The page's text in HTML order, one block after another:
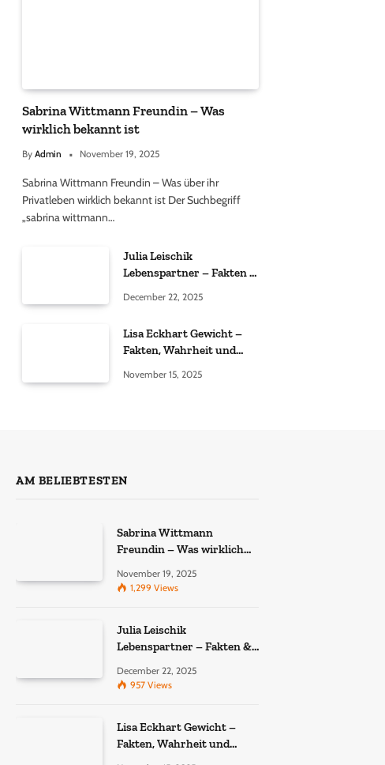
Sabrina Wittmann Freundin – Was
wirklich bekannt ist
By Admin November 19, 2025
Sabrina Wittmann Freundin – Was über ihr
Privatleben wirklich bekannt ist Der Suchbegriff
„sabrina wittmann…
Julia Leischik
Lebenspartner – Fakten &
December 22, 2025
Lisa Eckhart Gewicht –
Fakten, Wahrheit und
Wahrnehmung
November 15, 2025
AM BELIEBTESTEN
Sabrina Wittmann
Freundin – Was wirklich
November 19, 2025
1,299 Views
Julia Leischik
Lebenspartner – Fakten &
December 22, 2025
957 Views
Lisa Eckhart Gewicht –
Fakten, Wahrheit und